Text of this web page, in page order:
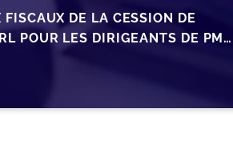
FISCAUX DE LA CESSION DE
POUR LES DIRIGEANTS DE PME